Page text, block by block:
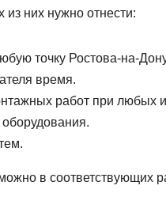
из них нужно отнести:
точку Ростова-на-
время.
работ при любых
в соответствующих